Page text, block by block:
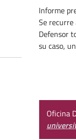
Informe
Se recurre
Defensor
su caso,
Oficina